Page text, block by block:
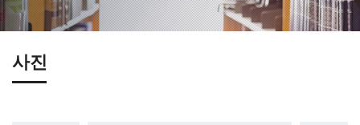
사진